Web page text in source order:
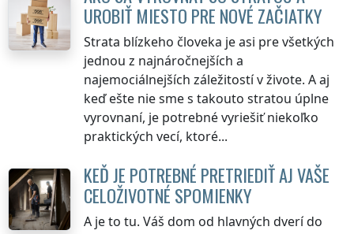
UROBIŤ MIESTO PRE NOVÉ ZAČIATKY
Strata blízkeho človeka je asi pre všetkých
jednou z najnáročnejších a
najemociálnejších záležitostí v živote. A aj
keď ešte nie sme s takouto stratou úplne
vyrovnaní, je potrebné vyriešiť niekoľko
praktických vecí, ktoré...
KEĎ JE POTREBNÉ PRETRIEDIŤ AJ VAŠE
CELOŽIVOTNÉ SPOMIENKY
A je to tu. Váš dom od hlavných dverí do